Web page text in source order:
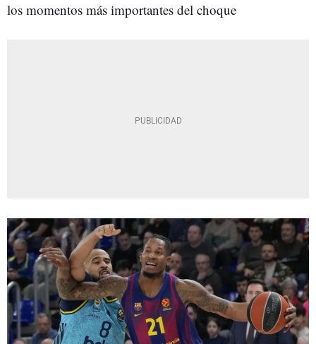
los momentos más importantes del choque